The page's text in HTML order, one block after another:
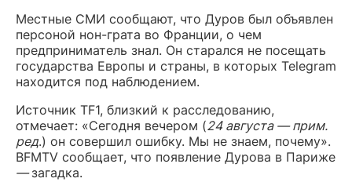
Местные СМИ сообщают, что Дуров был объявлен
персоной нон-грата во Франции, о чем
предприниматель знал. Он старался не посещать
государства Европы и страны, в которых Telegram
находится под наблюдением.
Источник TF1, близкий к расследованию,
отмечает: «Сегодня вечером (24 августа — прим.
ред.) он совершил ошибку. Мы не знаем, почему».
BFMTV сообщает, что появление Дурова в Париже
—загадка.